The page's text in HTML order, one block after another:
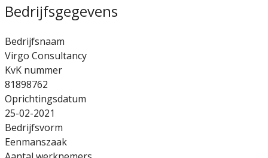
Bedrijfsgegevens
Bedrijfsnaam
Virgo Consultancy
KvK nummer
81898762
Oprichtingsdatum
25-02-2021
Bedrijfsvorm
Eenmanszaak